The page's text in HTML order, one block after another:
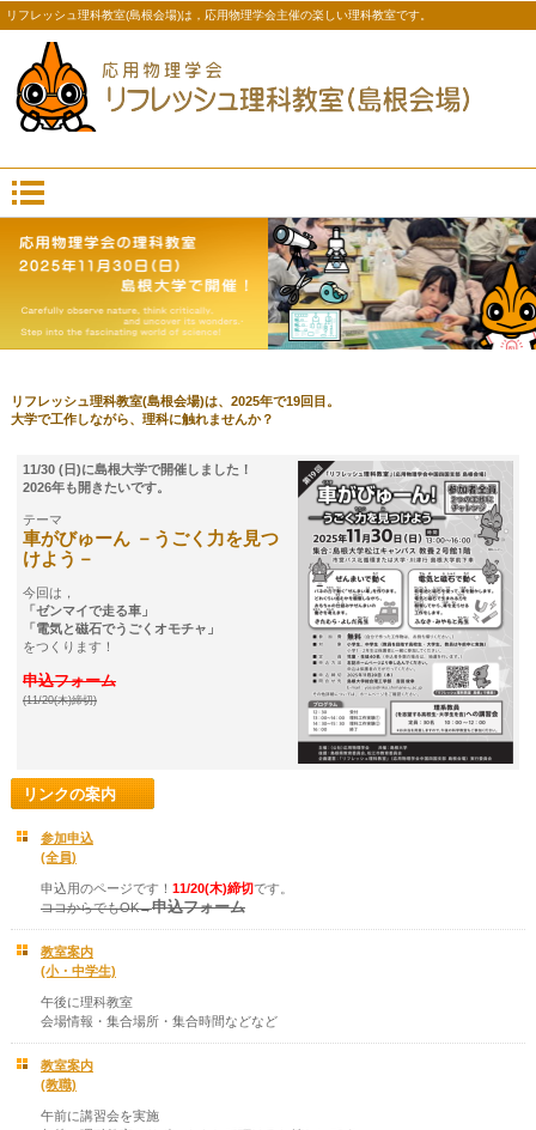
リフレッシュ理科教室(島根会場)は，応用物理学会主催の楽しい理科教室です。
リフレッシュ理科教室(島根会場)は、2025年で19回目。
大学で工作しながら、理科に触れませんか？
11/30 (日)に島根大学で開催しました！
2026年も開きたいです。
テーマ
車がびゅーん －うごく力を見つ
けよう－
今回は，
「ゼンマイで走る車」
「電気と磁石でうごくオモチャ」
をつくります！
申込フォーム
(11/20(木)締切)
リンクの案内
参加申込
(全員)
申込用のページです！ 11/20(木)締切です。
ココからでもOK→申込フォーム
教室案内
(小・中学生)
午後に理科教室
会場情報・集合場所・集合時間などなど
教室案内
(教職)
午前に講習会を実施